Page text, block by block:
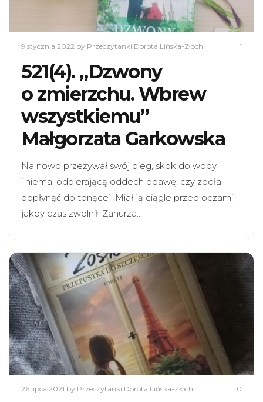
9 stycznia 2022 by Przeczytanki Dorota Lińska-Złoch 1
521(4). „Dzwony
o zmierzchu. Wbrew
wszystkiemu”
Małgorzata Garkowska
Na nowo przeżywał swój bieg, skok do wody
i niemal odbierającą oddech obawę, czy zdoła
dopłynąć do tonącej. Miał ją ciągle przed oczami,
jakby czas zwolnił. Zanurza…
26 lipca 2021 by Przeczytanki Dorota Lińska-Złoch 0